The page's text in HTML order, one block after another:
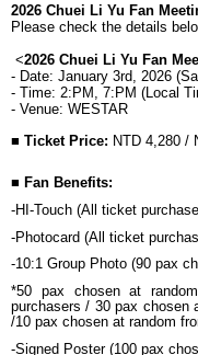
2026 Chuei Li Yu Fan
Please check the details
<2026 Chuei Li Yu Fan
- Date: January 3rd, 2026
- Time: 2:PM, 7:PM (Local
- Venue: WESTAR
■ Ticket Price: NTD 4,280 /
■ Fan Benefits:
-HI-Touch (All ticket
-Photocard (All ticket
-10:1 Group Photo (90 pax
*50 pax chosen at
purchasers / 30 pax chosen
/10 pax chosen at random
-Signed Poster (100 pax